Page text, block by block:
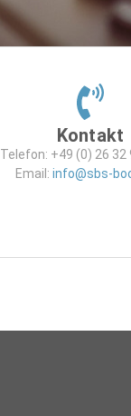
Kontakt
Telefon: +49 (0) 26 32
Email:info@sbs-